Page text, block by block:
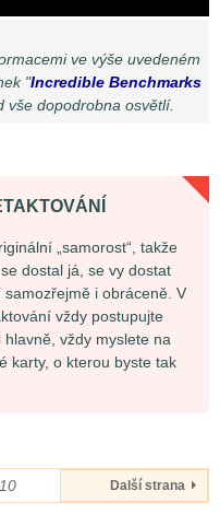
ve výše uvedeném
"Incredible Benchmarks
vše dopodrobna osvětlí.
„samorost“, takže
dostal já, se vy dostat
i obráceně. V
vždy postupujte
vždy myslete na
karty, o kterou byste tak
Další strana